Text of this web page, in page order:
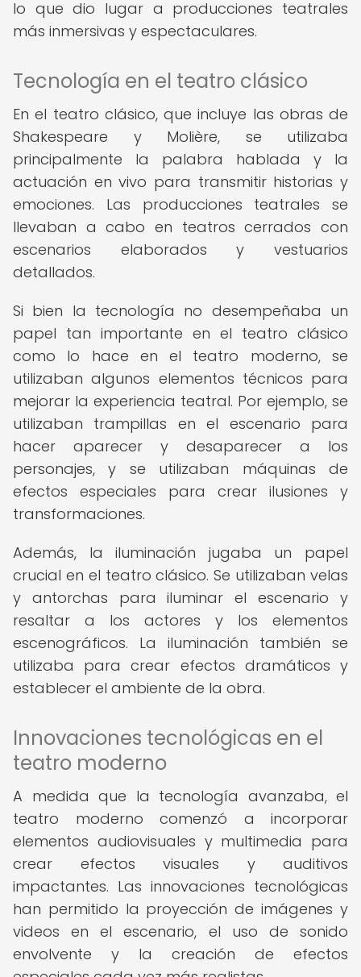
lo que dio lugar a producciones teatrales
más inmersivas y espectaculares.
Tecnología en el teatro clásico
En el teatro clásico, que incluye las obras de
Shakespeare y Molière, se utilizaba
principalmente la palabra hablada y la
actuación en vivo para transmitir historias y
emociones. Las producciones teatrales se
llevaban a cabo en teatros cerrados con
escenarios elaborados y vestuarios
detallados.
Si bien la tecnología no desempeñaba un
papel tan importante en el teatro clásico
como lo hace en el teatro moderno, se
utilizaban algunos elementos técnicos para
mejorar la experiencia teatral. Por ejemplo, se
utilizaban trampillas en el escenario para
hacer aparecer y desaparecer a los
personajes, y se utilizaban máquinas de
efectos especiales para crear ilusiones y
transformaciones.
Además, la iluminación jugaba un papel
crucial en el teatro clásico. Se utilizaban velas
y antorchas para iluminar el escenario y
resaltar a los actores y los elementos
escenográficos. La iluminación también se
utilizaba para crear efectos dramáticos y
establecer el ambiente de la obra.
Innovaciones tecnológicas en el
teatro moderno
A medida que la tecnología avanzaba, el
teatro moderno comenzó a incorporar
elementos audiovisuales y multimedia para
crear efectos visuales y auditivos
impactantes. Las innovaciones tecnológicas
han permitido la proyección de imágenes y
videos en el escenario, el uso de sonido
envolvente y la creación de efectos